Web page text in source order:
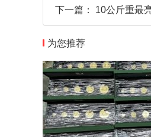
下一篇： 10公斤重最
为您推荐